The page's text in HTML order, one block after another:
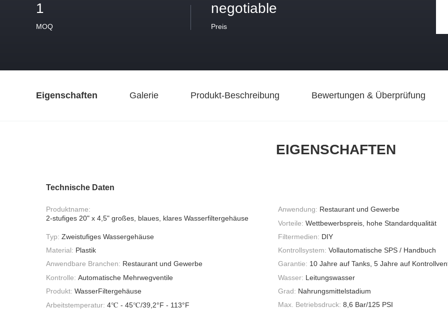
1
MOQ
negotiable
Preis
Eigenschaften Galerie Produkt-Beschreibung Bewertungen & Überprüfung
EIGENSCHAFTEN
Technische Daten
Produktname:
2-stufiges 20" x 4,5" großes, blaues, klares Wasserfiltergehäuse
Anwendung: Restaurant und Gewerbe
Vorteile: Wettbewerbspreis, hohe Standardqualität
Typ: Zweistufiges Wassergehäuse Filtermedien: DIY
Material: Plastik Kontrollsystem: Vollautomatische SPS / Handbuch
Anwendbare Branchen: Restaurant und Gewerbe Garantie: 10 Jahre auf Tanks, 5 Jahre auf
Kontrolle: Automatische Mehrwegventile Wasser: Leitungswasser
Produkt: WasserFiltergehäuse Grad: Nahrungsmittelstadium
Arbeitstemperatur: 4℃ - 45℃/39,2°F - 113°F Max. Betriebsdruck: 8,6 Bar/125 PSI